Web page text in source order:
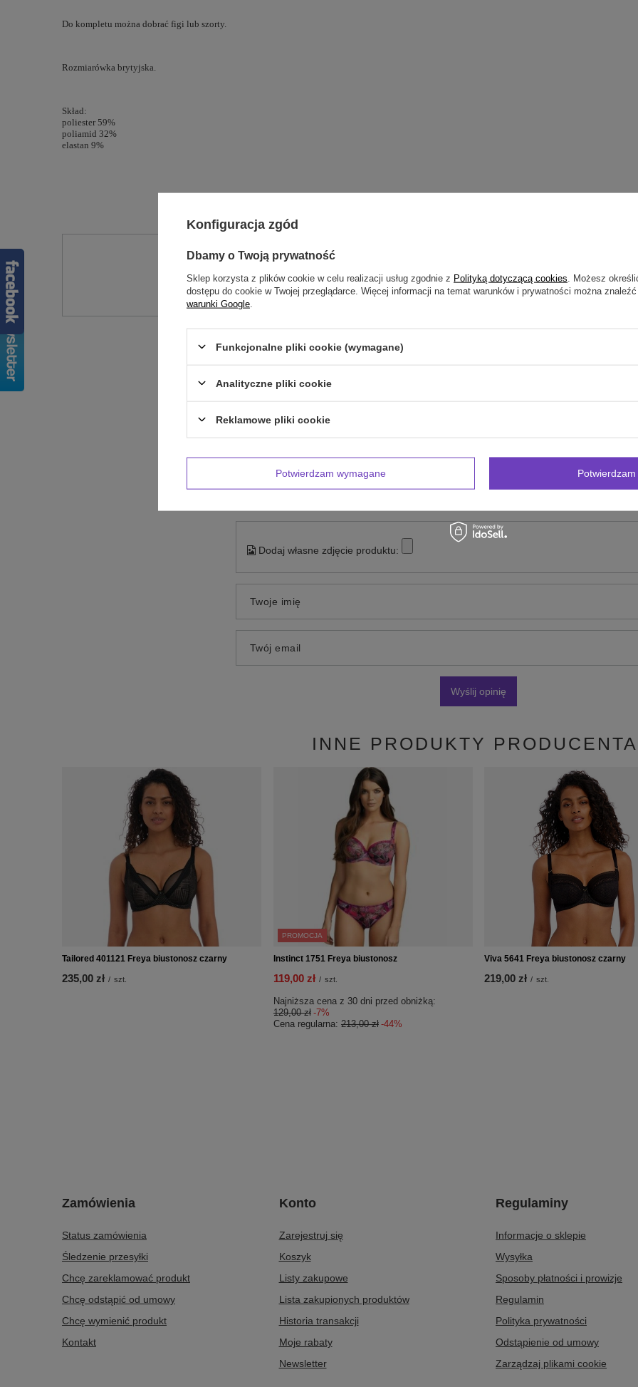
Do kompletu można dobrać figi lub szorty.
Rozmiarówka brytyjska.
Skład:
poliester 59%
poliamid 32%
elastan 9%
Potrzebujesz pomocy? Masz pytania?
Zadaj pytanie a my odpowiemy niezwłocznie, najciekawsze pytania i odpowiedzi
publikując dla innych.
Zadaj
Treść twojej opinii
Dodaj własne zdjęcie produktu:
Twoje imię
Twój email
Wyślij opinię
INNE PRODUKTY
Tailored 401121 Freya biustonosz czarny
235,00 zł / szt.
PROMOCJA
Instinct 1751 Freya biustonosz
119,00 zł / szt.
Najniższa cena z 30 dni przed obniżką:
129,00 zł -7%
Cena regularna: 213,00 zł -44%
Viva 5641 Freya biustonosz czarny
219,00 zł / szt.
Zamówienia
Status zamówienia
Śledzenie przesyłki
Chcę zareklamować produkt
Chcę odstąpić od umowy
Chcę wymienić produkt
Kontakt
Konto
Zarejestruj się
Koszyk
Listy zakupowe
Lista zakupionych produktów
Historia transakcji
Moje rabaty
Newsletter
Regulaminy
Informacje o sklepie
Wysyłka
Sposoby płatności i prowizje
Regulamin
Polityka prywatności
Odstąpienie od umowy
Zarządzaj plikami cookie
Konfiguracja zgód
Dbamy o Twoją prywatność
Sklep korzysta z plików cookie w celu realizacji usług zgodnie z Polityką dotyczącą cookies . Możesz
dostępu do cookie w Twojej przeglądarce. Więcej informacji na temat warunków i prywatności można
warunki Google
Funkcjonalne pliki cookie (wymagane)
Analityczne pliki cookie
Reklamowe pliki cookie
Potwierdzam wymagane